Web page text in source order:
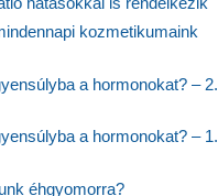
kozmetikumaink
a hormonokat? – 2.
a hormonokat? – 1.
éhgyomorra?